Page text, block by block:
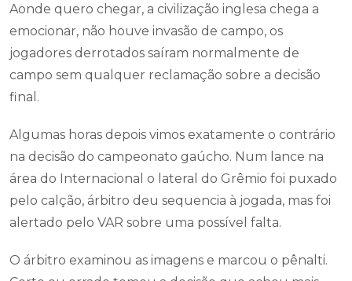
Aonde quero chegar, a civilização inglesa chega a
emocionar, não houve invasão de campo, os
jogadores derrotados saíram normalmente de
campo sem qualquer reclamação sobre a decisão
final.
Algumas horas depois vimos exatamente o contrário
na decisão do campeonato gaúcho. Num lance na
área do Internacional o lateral do Grêmio foi puxado
pelo calção, árbitro deu sequencia à jogada, mas foi
alertado pelo VAR sobre uma possível falta.
O árbitro examinou as imagens e marcou o pênalti.